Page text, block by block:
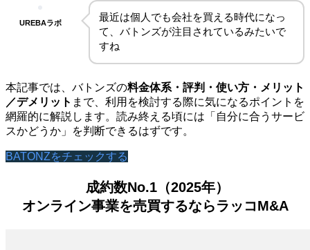
UREBAラボ
最近は個人でも会社を買える時代になっ
て、バトンズが注目されているみたいで
すね
本記事では、バトンズの料金体系・評判・使い方・メリット
／デメリット まで、利用を検討する際に気になるポイントを
網羅的に解説します。読み終える頃には「自分に合うサービ
スかどうか」を判断できるはずです。
BATONZをチェックする
成約数No.1（2025年）
オンライン事業を売買するならラッコM&A